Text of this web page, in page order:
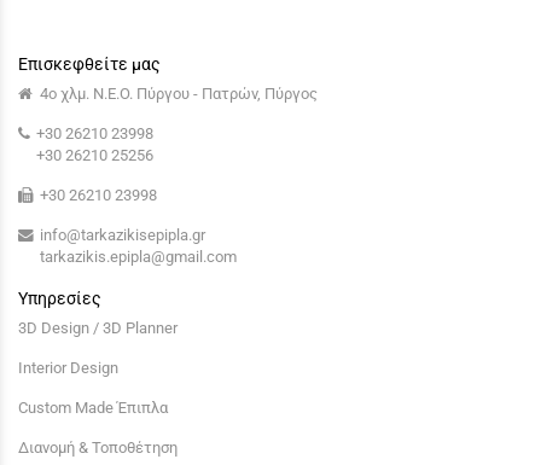
Επισκεφθείτε μας
4ο χλμ. Ν.Ε.Ο. Πύργου - Πατρών, Πύργος
+30 26210 23998
+30 26210 25256
+30 26210 23998
info@tarkazikisepipla.gr
tarkazikis.epipla@gmail.com
Υπηρεσίες
3D Design / 3D Planner
Interior Design
Custom Made Έπιπλα
Διανομή & Τοποθέτηση